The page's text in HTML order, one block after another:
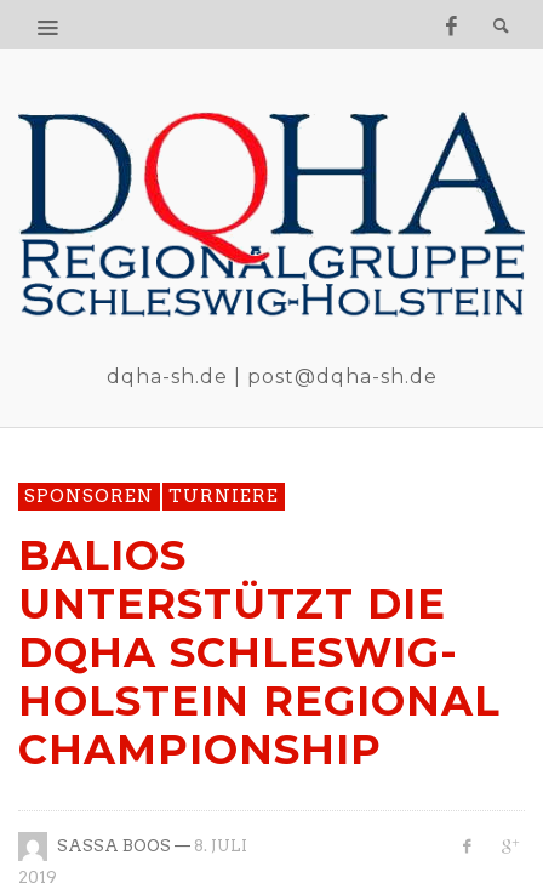
dqha-sh.de | post@dqha-sh.de
SPONSOREN TURNIERE
BALIOS
UNTERSTÜTZT DIE
DQHA SCHLESWIG-
HOLSTEIN REGIONAL
CHAMPIONSHIP
SASSA BOOS — 8. JULI
2019